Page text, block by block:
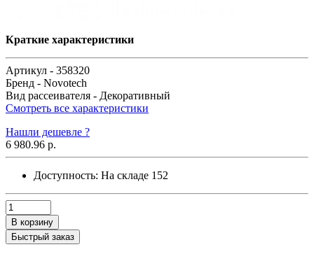
Краткие характеристики
Артикул - 358320
Бренд - Novotech
Вид рассеивателя - Декоративный
Смотреть все характеристики
Нашли дешевле ?
6 980.96 р.
Доступность: На складе 152
В корзину
Быстрый заказ